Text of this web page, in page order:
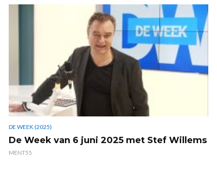
DE WEEK (2025)
De Week van 6 juni 2025 met Stef Willems
MENT55